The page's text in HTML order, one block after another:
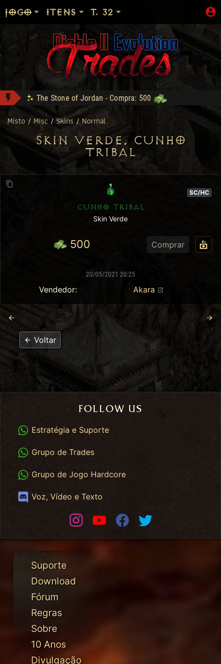
The Stone of Jordan - Compra: 500
Zod Stack - Compra: 800
LOJA_DO_FAKE conquistou Vice Baal Speed!
DM conquistou Tryhard 95!
Sanon conquistou Dark Wanderer!
Bottled Demons - Lance: 50
JOGO ITENS T. 32
Misto / Misc /Skins /Normal
SKIN VERDE, CUNHO
TRIBAL
SC/HC
CUNHO TRIBAL
Skin Verde
500 Comprar
20/05/2021 20:25
Vendedor: Akara
Voltar
FOLLOW US
WhatsApp
Estratégia e Suporte
WhatsApp Trades
Grupo de Trades
WhatsApp HC
Grupo de Jogo Hardcore
Discord
Voz, Vídeo e Texto
InstagramYoutubeFacebook
Suporte
Download
Fórum
Regras
Sobre
10 Anos
Divulgação